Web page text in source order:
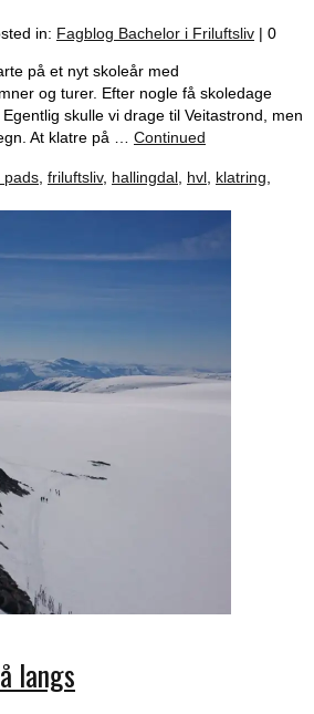
in: Fagblog Bachelor i Friluftsliv | 0
på et nyt skoleår med
og turer. Efter nogle få skoledage
skulle vi drage til Veitastrond, men
At klatre på … Continued
pads friluftsliv, hallingdal hvl klatring
langs